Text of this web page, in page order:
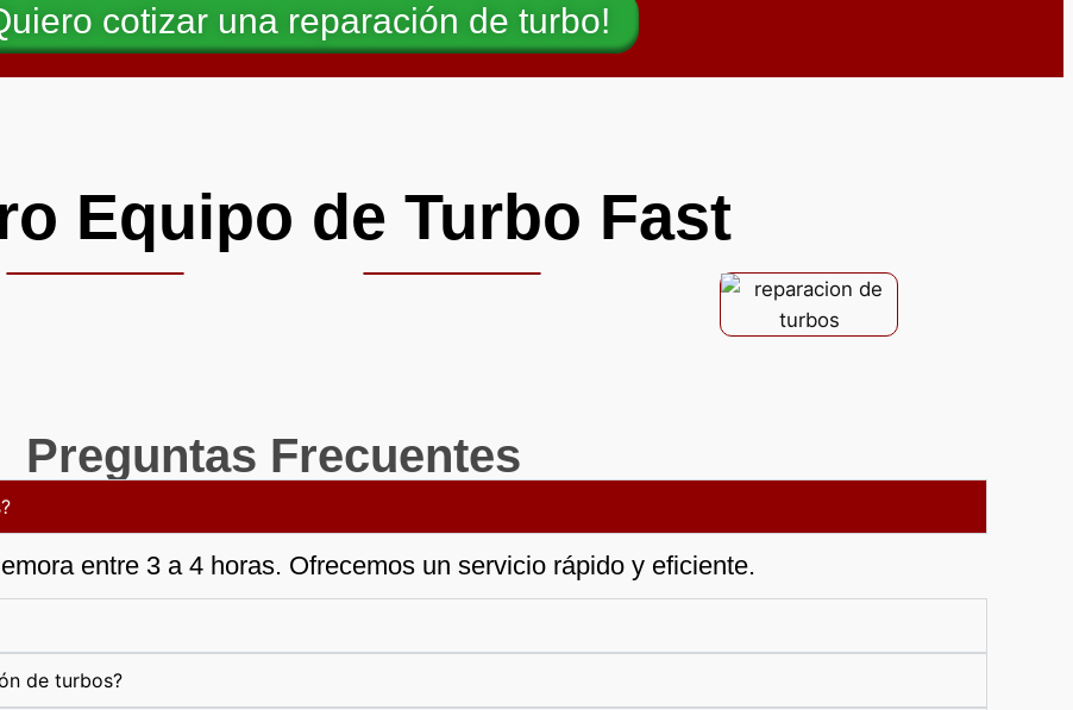
cotizar una reparación de turbo!
Equipo de Turbo Fast
Preguntas Frecuentes
entre 3 a 4 horas. Ofrecemos un servicio rápido y eficiente.
de turbos?